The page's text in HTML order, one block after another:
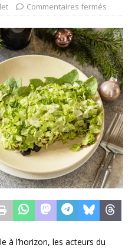
Commentaires fermés
à l’horizon, les acteurs du